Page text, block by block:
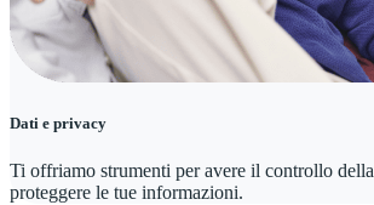
Dati e privacy
Ti offriamo strumenti per avere il controllo
proteggere le tue informazioni.